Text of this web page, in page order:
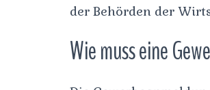
der Behörden der
Wie muss eine